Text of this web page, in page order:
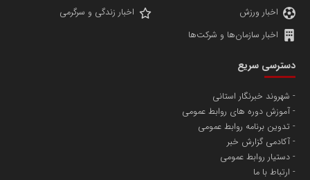
پایگاه اطلاع رسانی اعتلای نهادهای مردمی
تامین آهن اسفنجی تولیدکنندگان فولاد در کشور
مسعودصادقی
اخبار ورزش
اخبار زندگی و سرگرمی
اخبار سازمان‌ها و شرکت‌ها
دسترسی سریع
شهروند خبرنگار استانی
آموزش دوره های روابط عمومی
تدوین برنامه روابط عمومی
آکادمی گزارش خبر
دستیار روابط عمومی
ارتباط با ما